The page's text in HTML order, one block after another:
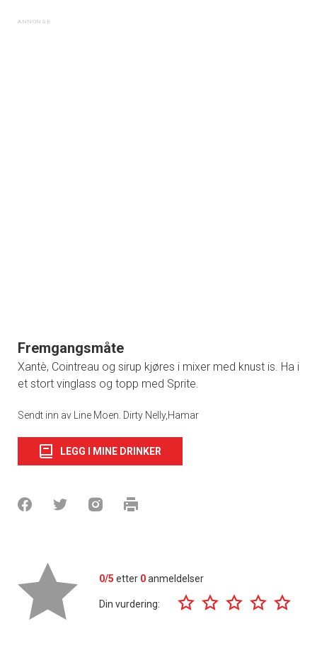
Fremgangsmåte
Xantè, Cointreau og sirup kjøres i mixer med knust is. Ha i
et stort vinglass og topp med Sprite.
Sendt inn av Line Moen. Dirty Nelly,Hamar
LEGG I MINE DRINKER
0/5 etter 0anmeldelser
Din vurdering: